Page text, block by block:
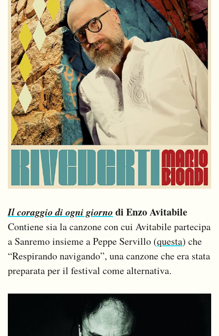
Il coraggio di ogni giorno di Enzo Avitabile
Contiene sia la canzone con cui Avitabile partecipa
a Sanremo insieme a Peppe Servillo (questa) che
“Respirando navigando”, una canzone che era stata
preparata per il festival come alternativa.